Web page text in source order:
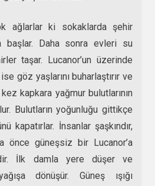
ağlarlar ki sokaklarda şehir
başlar. Daha sonra evleri su
taşar. Lucanor’un üzerinde
göz yaşlarını buharlaştırır ve
kapkara yağmur bulutlarının
Bulutların yoğunluğu gittikçe
kapatırlar. İnsanlar şaşkındır,
güneşsiz bir Lucanor’a
İlk damla yere düşer ve
dönüşür. Güneş ışığı